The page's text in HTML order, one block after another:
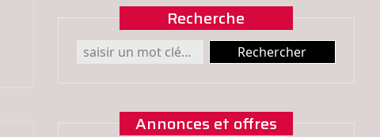
Recherche
Annonces et offres